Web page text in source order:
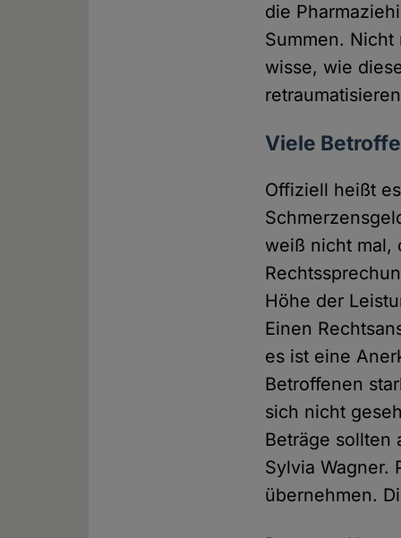
die
Summen.
wisse, wie
Viele
Offiziell heißt
weiß nicht mal,
Höhe der
Einen
es ist eine
Betroffenen
sich nicht
Beträge sollten
Sylvia Wagner.
übernehmen.